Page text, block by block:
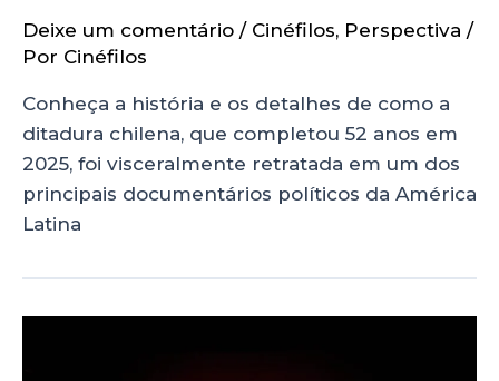
Deixe um comentário / Cinéfilos, Perspectiva /
Por Cinéfilos
Conheça a história e os detalhes de como a
ditadura chilena, que completou 52 anos em
2025, foi visceralmente retratada em um dos
principais documentários políticos da América
Latina